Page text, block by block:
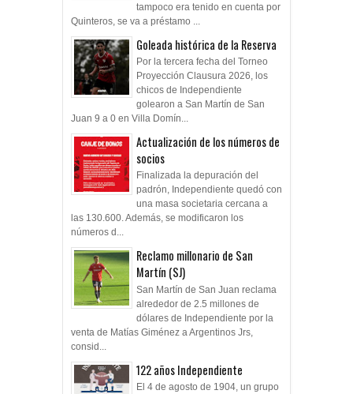
tampoco era tenido en cuenta por
Quinteros, se va a préstamo ...
Goleada histórica de la Reserva
Por la tercera fecha del Torneo
Proyección Clausura 2026, los
chicos de Independiente
golearon a San Martín de San
Juan 9 a 0 en Villa Domín...
Actualización de los números de
socios
Finalizada la depuración del
padrón, Independiente quedó con
una masa societaria cercana a
las 130.600. Además, se modificaron los
números d...
Reclamo millonario de San
Martín (SJ)
San Martín de San Juan reclama
alrededor de 2.5 millones de
dólares de Independiente por la
venta de Matías Giménez a Argentinos Jrs,
consid...
122 años Independiente
El 4 de agosto de 1904, un grupo